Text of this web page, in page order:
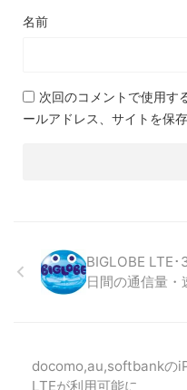
名前
次回のコメントで使用す
ールアドレス、サイトを保存
BIGLOBE LTE
日間の通信量・
docomo,au,softbankの
LTEが利用可能に